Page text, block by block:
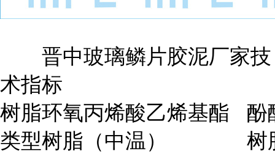
晋中玻璃鳞片胶泥厂家技
术指标
树脂
类型
环氧丙烯酸乙烯基酯
树脂（中温）
酚
树